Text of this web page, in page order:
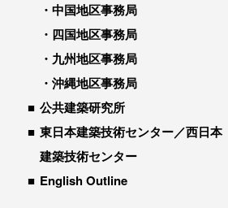
中国地区事務局
四国地区事務局
九州地区事務局
沖縄地区事務局
公共建築研究所
東日本建築技術センター／西日本
建築技術センター
English Outline